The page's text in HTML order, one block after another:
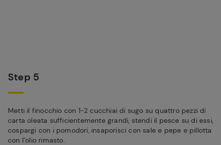
Step 5
Metti il finocchio con 1-2 cucchiai di sugo su quattro pezzi di
carta oleata sufficientemente grandi, stendi il pesce su di essi,
cospargi con i pomodori, insaporisci con sale e pepe e pillotta
con l’olio rimasto.